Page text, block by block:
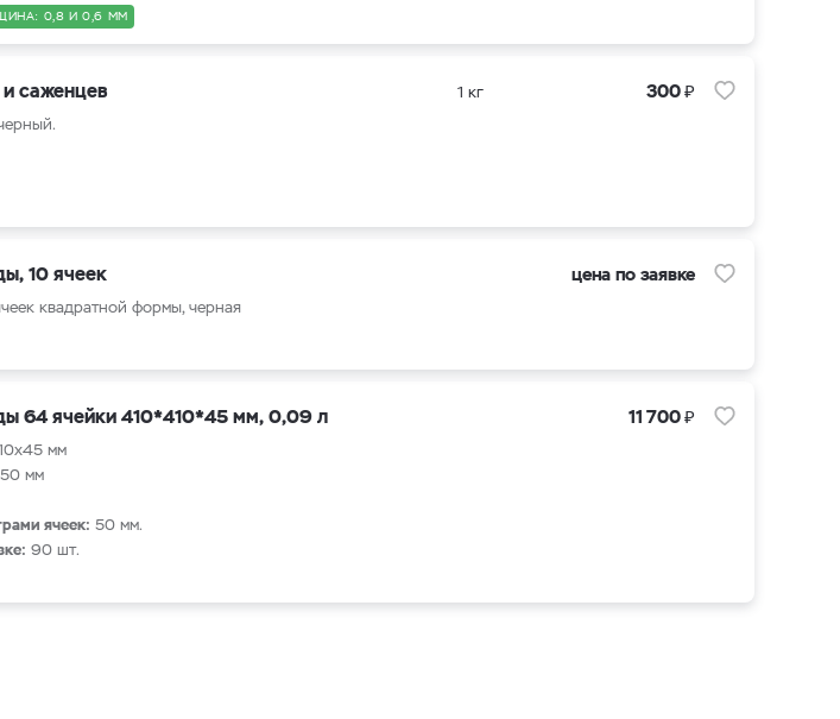
0,8 И 0,6 ММ
саженцев 1 кг 300₽
10 ячеек
квадратной формы, черная
цена по заявке
64 ячейки 410*410*45 мм, 0,09 л
мм
мм
ячеек: 50 мм.
90 шт.
11 700₽